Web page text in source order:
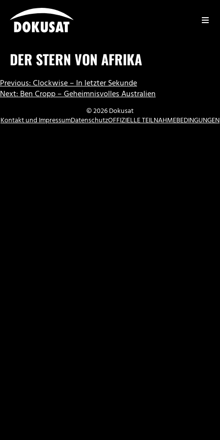
Inhalt
springen
DER STERN VON AFRIKA
BEITRAGSNAVIGATION
Previous:Clockwise – In letzter Sekunde
Next:Ben Cropp – Geheimnisvolles Australien
© 2026 Dokusat
Kontakt und ImpressumDatenschutzOFFIZIELLE TEILNAHMEBEDINGUNGEN